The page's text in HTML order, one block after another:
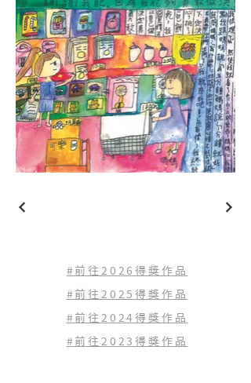
#前往2026得獎作品
#前往2025得獎作品
#前往2024得獎作品
#前往2023得獎作品